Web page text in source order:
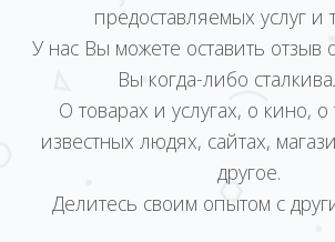
предоставляемых услуг и
У нас Вы можете оставить отзыв
Вы когда-либо
О товарах и услугах, о кино,
известных людях, сайтах,
другое.
Делитесь своим опытом с